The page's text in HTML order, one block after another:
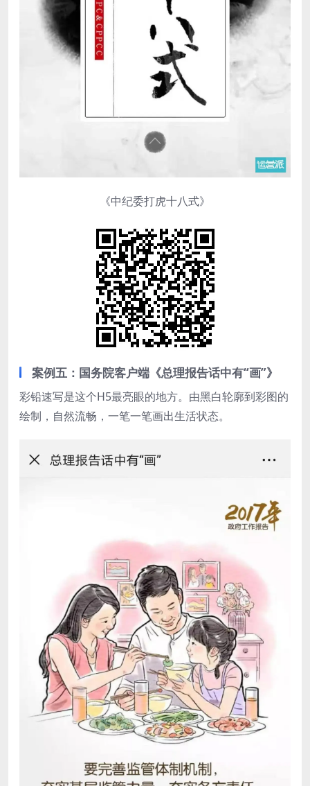
《中纪委打虎十八式》
案例五：国务院客户端《总理报告话中有“画”》
彩铅速写是这个H5最亮眼的地方。由黑白轮廓到彩图的
绘制，自然流畅，一笔一笔画出生活状态。